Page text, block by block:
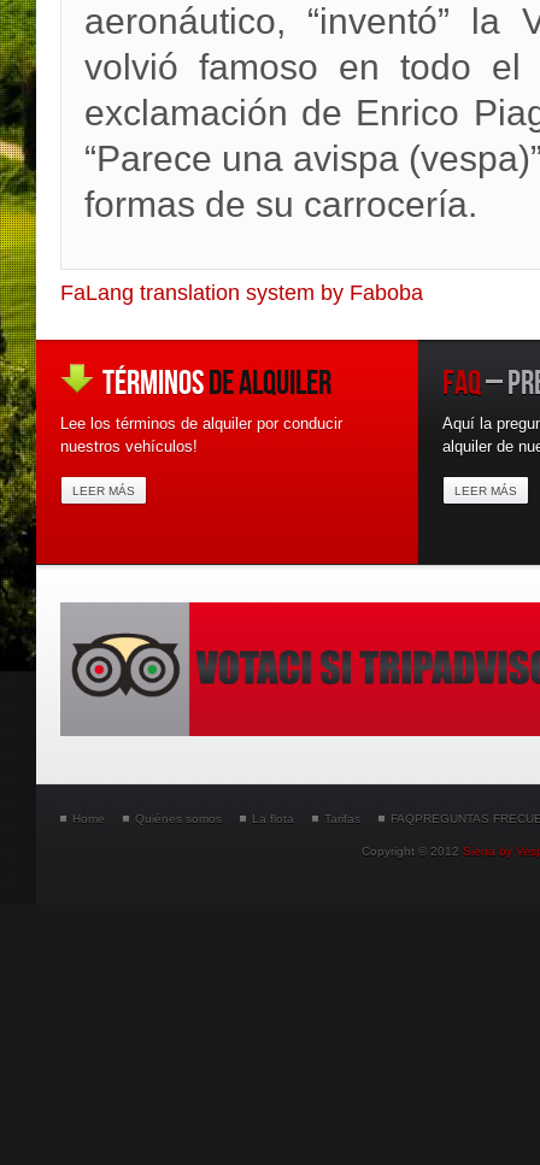
aeronáutico, “inventó”
volvió famoso en todo
exclamación de Enrico
“Parece una avispa
formas de su carrocería.
FaLang translation system by Faboba
TÉRMINOSDE ALQUILER
Lee los términos de alquiler por conducir
nuestros vehículos!
LEER MÁS
FAQ–
Aquí la
alquiler de
LEER MÁS
Home Quiénes somos La flota Tarifas FAQPREGUNTAS
Copyright © 2012 Siena by